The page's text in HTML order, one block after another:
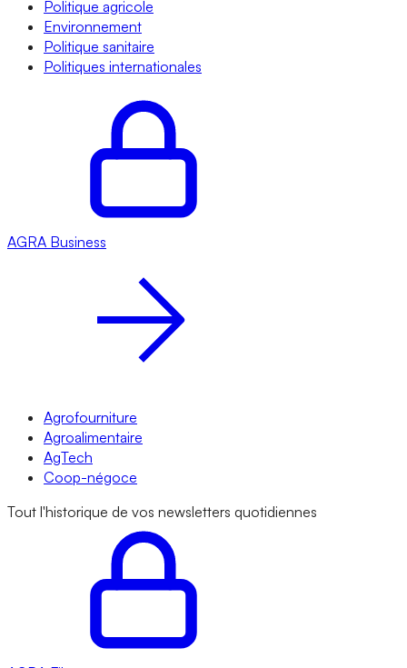
Politique agricole
Environnement
Politique sanitaire
Politiques internationales
AGRA Business
Agrofourniture
Agroalimentaire
AgTech
Coop-négoce
Tout l'historique de vos newsletters quotidiennes